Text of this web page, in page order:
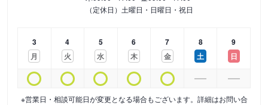
（定休日）土曜日・日曜日・祝日
3
月
4
火
5
水
6
木
7
金
8
土
9
日
※営業日・相談可能日が変更となる場合もございます。詳細はお問い合